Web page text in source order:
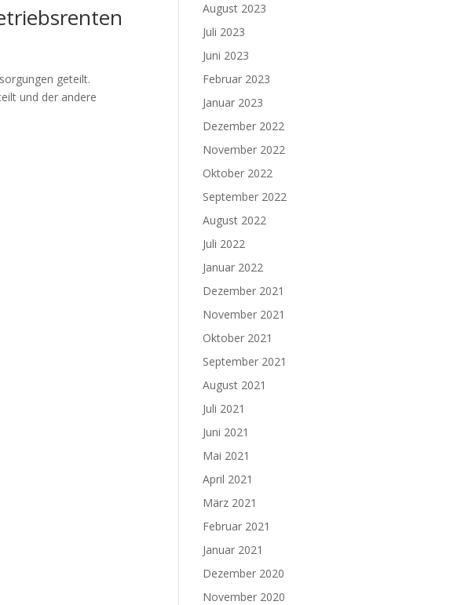
geteilt.
und der andere
August 2023
Juli 2023
Juni 2023
Februar 2023
Januar 2023
Dezember 2022
November 2022
Oktober 2022
September 2022
August 2022
Juli 2022
Januar 2022
Dezember 2021
November 2021
Oktober 2021
September 2021
August 2021
Juli 2021
Juni 2021
Mai 2021
April 2021
März 2021
Februar 2021
Januar 2021
Dezember 2020
November 2020